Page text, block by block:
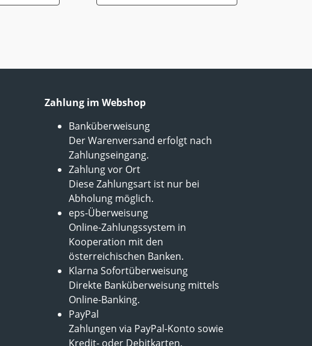
Zahlung im Webshop
Banküberweisung
Der Warenversand erfolgt nach
Zahlungseingang.
Zahlung vor Ort
Diese Zahlungsart ist nur bei
Abholung möglich.
eps-Überweisung
Online-Zahlungssystem in
Kooperation mit den
österreichischen Banken.
Klarna Sofortüberweisung
Direkte Banküberweisung mittels
Online-Banking.
PayPal
Zahlungen via PayPal-Konto sowie
Kredit- oder Debitkarten.